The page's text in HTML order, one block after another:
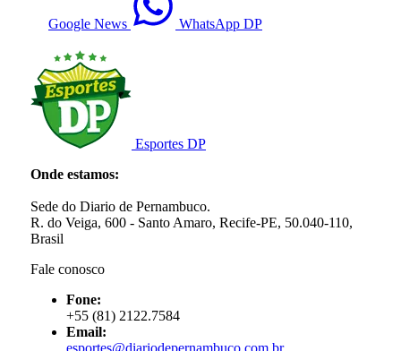
Google News WhatsApp DP
Esportes DP
Onde estamos:
Sede do Diario de Pernambuco.
R. do Veiga, 600 - Santo Amaro, Recife-PE, 50.040-110,
Brasil
Fale conosco
Fone:
+55 (81) 2122.7584
Email:
esportes@diariodepernambuco.com.br